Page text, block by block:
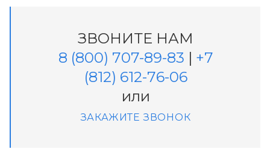
ЗВОНИТЕ НАМ
8 (800) 707-89-83 | +7
(812) 612-76-06
или
ЗАКАЖИТЕ ЗВОНОК